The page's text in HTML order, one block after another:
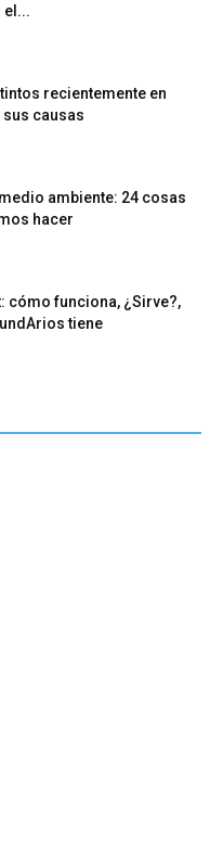
el...
recientemente en
causas
ambiente: 24 cosas
hacer
cómo funciona, ¿Sirve?,
tiene